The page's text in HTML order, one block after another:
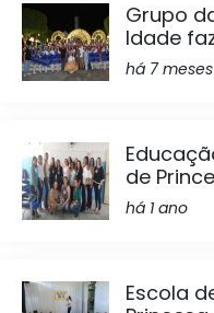
Grupo
Idade
há 7 meses
de
há 1 ano
Escola